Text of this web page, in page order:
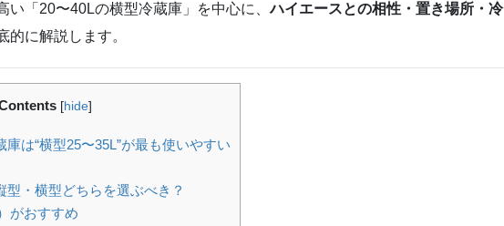
い「20〜40Lの横型冷蔵庫」を中心に、ハイエースとの相性・置き場所・冷
的に解説します。
[hide]
は“横型25〜35L”が最も使いやすい
型・横型どちらを選ぶべき？
がおすすめ